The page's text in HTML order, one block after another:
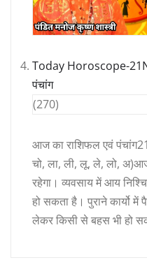
Today Horoscope-
पंचांग
(270)
आज का राशिफल एवं
चो, ला, ली, लू, ले, लो,
रहेगा। व्यवसाय में आय
हो सकता है। पुराने कार्यो
लेकर किसी से बहस भी हो